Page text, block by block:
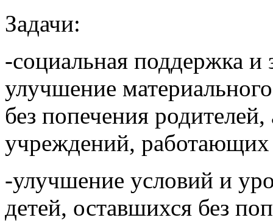
Задачи:
-социальная поддержка и
улучшение
без попечения
учреждений, работающих
-улучшение условий и
детей, оставшихся без